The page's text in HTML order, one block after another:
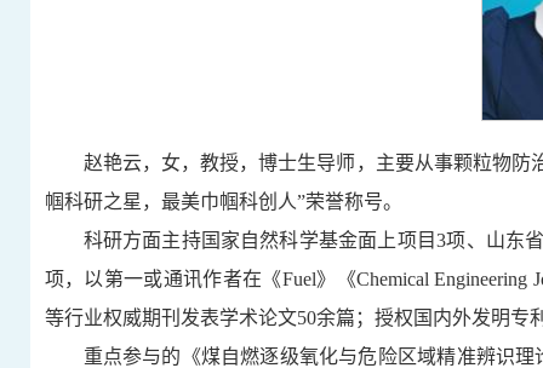
赵艳云，女，教授，博士生导师，主要从事颗粒物
帼科研之星，最美巾帼科创人”荣誉称号。
科研方面主持国家自然科学基金面上项目3项、山东
项，以第一或通讯作者在《Fuel》《Chemical Engineering
等行业权威期刊发表学术论文50余篇；授权国内外发明专
重点参与的《煤自燃逐级氧化与危险区域精准辨识